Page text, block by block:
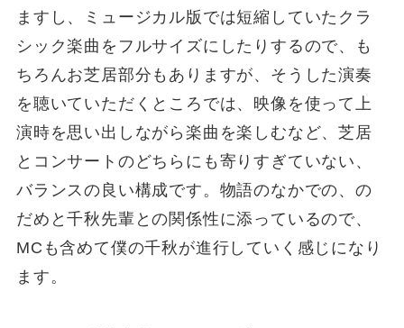
ますし、ミュージカル版では短縮していたクラ
シック楽曲をフルサイズにしたりするので、も
ちろんお芝居部分もありますが、そうした演奏
を聴いていただくところでは、映像を使って上
演時を思い出しながら楽曲を楽しむなど、芝居
とコンサートのどちらにも寄りすぎていない、
バランスの良い構成です。物語のなかでの、の
だめと千秋先輩との関係性に添っているので、
MCも含めて僕の千秋が進行していく感じになり
ます。